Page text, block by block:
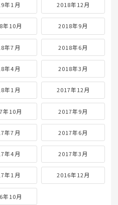
年1月 2018年12月
年10月 2018年9月
年7月 2018年6月
年4月 2018年3月
年1月 2017年12月
年10月 2017年9月
年7月 2017年6月
年4月 2017年3月
年1月 2016年12月
年10月